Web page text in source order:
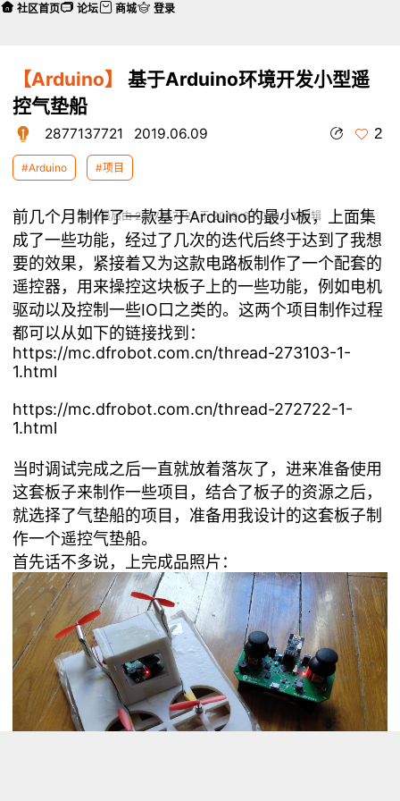
【Arduino】
基于Arduino环境开发小型遥
控气垫船
2877137721 2019.06.09 2
#Arduino #项目
本帖最后由 2877137721 于 2019-6-10 11:33 编辑
前几个月制作了一款基于Arduino的最小板，上面集
成了一些功能，经过了几次的迭代后终于达到了我想
要的效果，紧接着又为这款电路板制作了一个配套的
遥控器，用来操控这块板子上的一些功能，例如电机
驱动以及控制一些IO口之类的。这两个项目制作过程
都可以从如下的链接找到：
https://mc.dfrobot.com.cn/thread-273103-1-
1.html
https://mc.dfrobot.com.cn/thread-272722-1-
1.html
当时调试完成之后一直就放着落灰了，进来准备使用
这套板子来制作一些项目，结合了板子的资源之后，
就选择了气垫船的项目，准备用我设计的这套板子制
作一个遥控气垫船。
首先话不多说，上完成品照片：
社区首页 论坛 商城 登录